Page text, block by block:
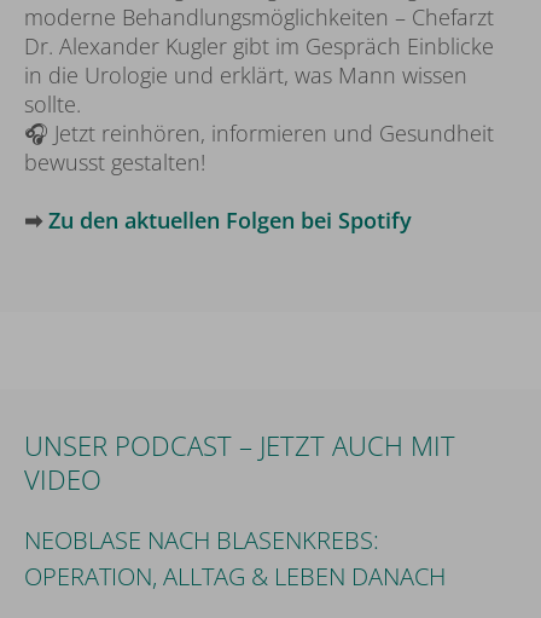
moderne Behandlungsmöglichkeiten – Chefarzt
Dr. Alexander Kugler gibt im Gespräch Einblicke
in die Urologie und erklärt, was Mann wissen
sollte.
🎧 Jetzt reinhören, informieren und Gesundheit
bewusst gestalten!
➡ Zu den aktuellen Folgen bei Spotify
UNSER PODCAST – JETZT AUCH MIT
VIDEO
NEOBLASE NACH BLASENKREBS:
OPERATION, ALLTAG & LEBEN DANACH